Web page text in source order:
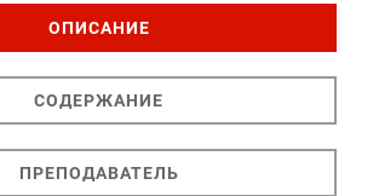
ОПИСАНИЕ
СОДЕРЖАНИЕ
ПРЕПОДАВАТЕЛЬ